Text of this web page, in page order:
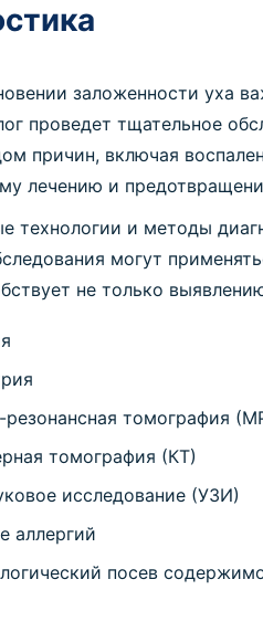
заложенности уха
проведет тщательное
причин, включая
лечению и
технологии и методы
могут
не только
резонансная томография
томография (КТ)
исследование (УЗИ)
аллергий
посев